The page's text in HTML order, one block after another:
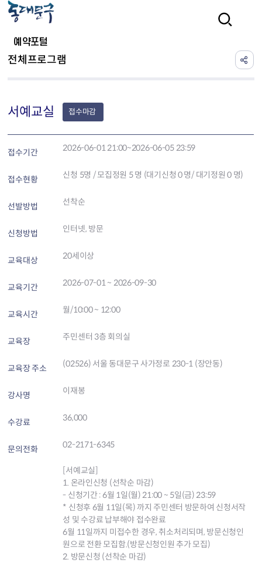
예약포털
전체프로그램
서예교실 접수마감
접수기간 2026-06-01 21:00~2026-06-05 23:59
접수현황 신청 5명 / 모집정원 5 명 (대기신청 0 명/ 대기정원 0 명)
선발방법 선착순
신청방법 인터넷, 방문
교육대상 20세이상
교육기간 2026-07-01 ~ 2026-09-30
교육시간 월/10:00 ~ 12:00
교육장 주민센터 3층 회의실
교육장 주소 (02526) 서울 동대문구 사가정로 230-1 (장안동)
강사명 이재봉
수강료 36,000
문의전화 02-2171-6345
[서예교실]
1. 온라인신청 (선착순 마감)
- 신청기간 : 6월 1일(월) 21:00 ~ 5일(금) 23:59
* 신청후 6월 11일(목) 까지 주민센터 방문하여 신청서작
성 및 수강료 납부해야 접수완료
6월 11일까지 미접수한 경우, 취소처리되며, 방문신청인
원으로 전환 모집함.(방문신청인원 추가 모집)
2. 방문신청 (선착순 마감)